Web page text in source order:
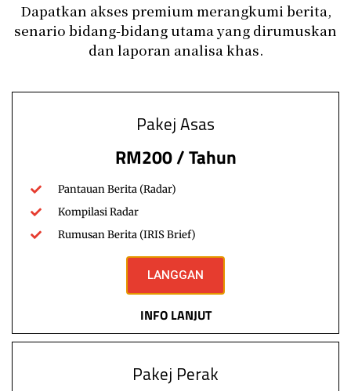
RADAR 2020 (Edisi 2)
[membership level=”1″] RADAR 2020 (Edisi 2)21 Jan 2020
Khazanah…
wafiqazman
January 22, 2020
Wartawan Dedah Kezaliman Al-Sisi
Ditahan
Iraq tidak mungkin dapat diketahui dunia sekiranya tidak
Dapatkan akses premium merangkumi berita,
senario bidang-bidang utama yang dirumuskan
dan laporan analisa khas.
Pakej Asas
RM200 / Tahun
Pantauan Berita (Radar)
Kompilasi Radar
Rumusan Berita (IRIS Brief)
LANGGAN
INFO LANJUT
Pakej Perak